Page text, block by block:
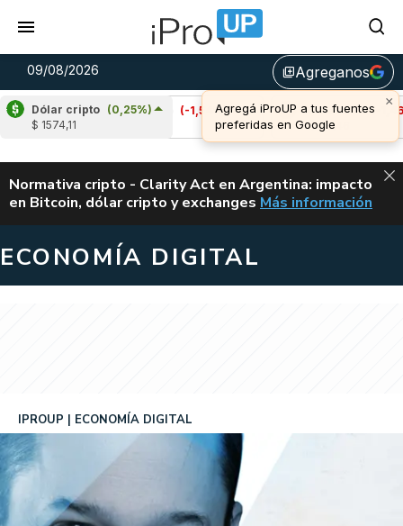
09/08/2026 library_addAgreganos
×
Agregá iProUP a tus fuentes
preferidas en Google
Dólar cripto (0,25%)
$ 1574,11
Cardano
(-1,54%)
Avalanche (-1,46%)
u$s 6,46
ALERTA
Normativa cripto - Clarity Act en Argentina: impacto
en Bitcoin, dólar cripto y exchanges CLARITY ACT EN
Más información
ECONOMÍA DIGITAL
IPROUP ECONOMÍA DIGITAL